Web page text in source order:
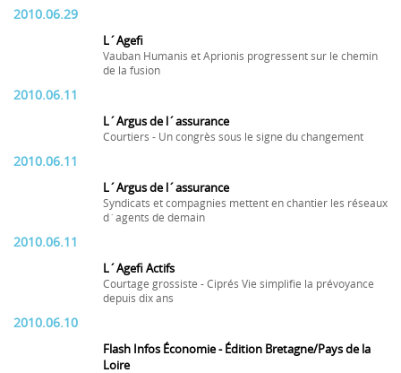
2010.06.29
L´Agefi
Vauban Humanis et Aprionis progressent sur le chemin
de la fusion
2010.06.11
L´Argus de l´assurance
Courtiers - Un congrès sous le signe du changement
2010.06.11
L´Argus de l´assurance
Syndicats et compagnies mettent en chantier les réseaux
d´agents de demain
2010.06.11
L´Agefi Actifs
Courtage grossiste - Ciprés Vie simplifie la prévoyance
depuis dix ans
2010.06.10
Flash Infos Économie - Édition Bretagne/Pays de la
Loire